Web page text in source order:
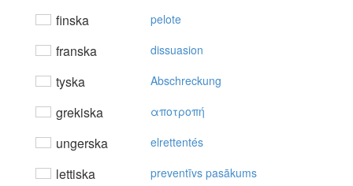
finska pelote
franska dissuasion
tyska Abschreckung
grekiska απoτρoπή
ungerska elrettentés
lettiska preventīvs pasākums